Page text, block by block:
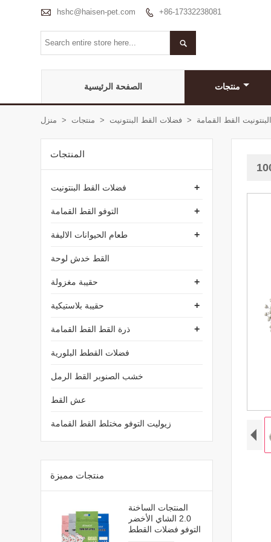
 hshc@haisen-pet.com  +86-17332238081

الصفحة الرئيسية منتجات
منزل > منتجات > فضلات القط البنتونيت > القط القمامة
المنتجات
+ فضلات القط البنتونيت
+ التوفو القط القمامة
+ طعام الحيوانات الاليفة
القط خدش لوحة
+ حقيبة مغزولة
+ حقيبة بلاستيكية
+ ذرة القط القط القمامة
فضلات القطط البلورية
خشب الصنوبر القط الرمل
عش القط
زيوليت التوفو مختلط القط القمامة
منتجات مميزة
المنتجات الساخنة
2.0 الشاي الأخضر
التوفو فضلات القطط